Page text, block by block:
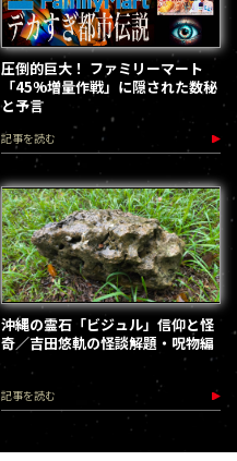
圧倒的巨大！ ファミリーマート
「45%増量作戦」に隠された数秘
と予言
記事を読む
沖縄の霊石「ビジュル」信仰と怪
奇／吉田悠軌の怪談解題・呪物編
記事を読む